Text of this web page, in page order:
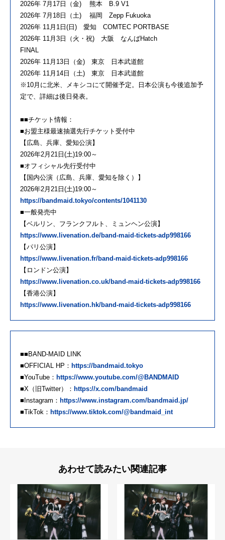
2026年 7月17日（金) 熊本 B.9 V1
2026年 7月18日（土) 福岡 Zepp Fukuoka
2026年 11月1日(日) 愛知 COMTEC PORTBASE
2026年 11月3日（火・祝) 大阪 なんばHatch
FINAL
2026年 11月13日（金) 東京 日本武道館
2026年 11月14日（土) 東京 日本武道館
※10月に北米、メキシコにて開催予定。日本公演も今後追加予
定で、詳細は後日発表。
■■チケット情報：
■お盟主様最速抽選先行チケット受付中
【広島、兵庫、愛知公演】
2026年2月21日(土)19:00～
■オフィシャル先行受付中
【国内公演（広島、兵庫、愛知を除く）】
2026年2月21日(土)19:00～
https://bandmaid.tokyo/contents/1041130
■一般発売中
【ベルリン、フランクフルト、ミュンヘン公演】
https://www.livenation.de/band-maid-tickets-adp998166
【パリ公演】
https://www.livenation.fr/band-maid-tickets-adp998166
【ロンドン公演】
https://www.livenation.co.uk/band-maid-tickets-adp998166
【香港公演】
https://www.livenation.hk/band-maid-tickets-adp998166
■■BAND-MAID LINK
■OFFICIAL HP： https://bandmaid.tokyo
■YouTube： https://www.youtube.com/@BANDMAID
■X（旧Twitter）： https://x.com/bandmaid
■Instagram： https://www.instagram.com/bandmaid.jp/
■TikTok： https://www.tiktok.com/@bandmaid_int
あわせて読みたい関連記事